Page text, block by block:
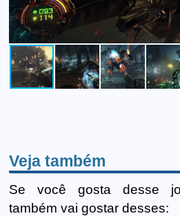
Veja também
Se você gosta desse
também vai gostar desses: